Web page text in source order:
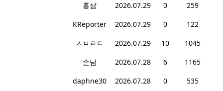
홍삼 2026.07.29 0
259
KReporter 2026.07.29 0
122
ㅅㅂㄹㄷ 2026.07.29 10
1045
손님 2026.07.28 6
1165
daphne30 2026.07.28 0
535